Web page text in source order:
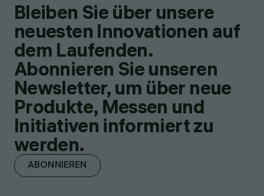
Bleiben Sie über unsere
neuesten Innovationen auf
dem Laufenden.
Abonnieren Sie unseren
Newsletter, um über neue
Produkte, Messen und
Initiativen informiert zu
werden.
ABONNIEREN